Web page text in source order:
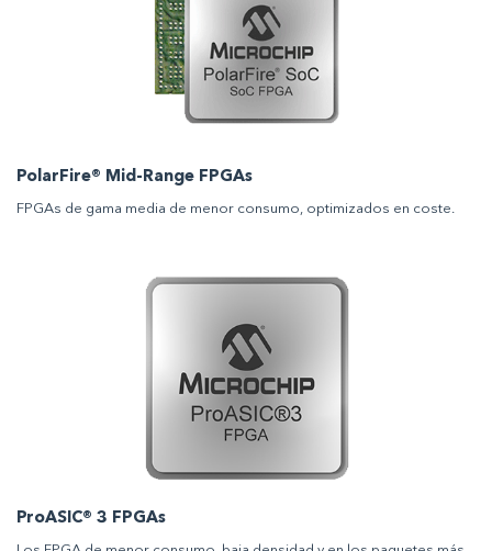
PolarFire® Mid-Range FPGAs
FPGAs de gama media de menor consumo, optimizados en coste.
ProASIC® 3 FPGAs